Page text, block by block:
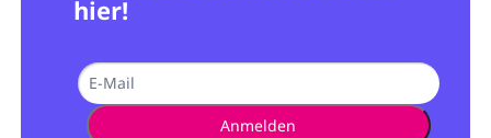
hier!
Anmelden